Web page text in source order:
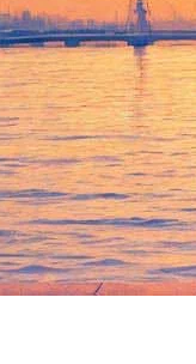
понедельник